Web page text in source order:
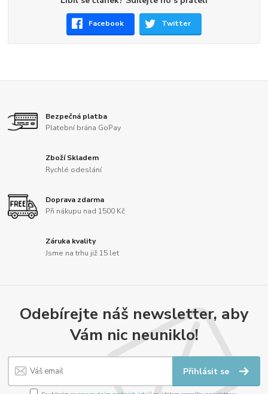
Facebook Twitter
Bezpečná platba
Platební brána GoPay
Zboží Skladem
Rychlé odeslání
Doprava zdarma
Při nákupu nad 1500 Kč
Záruka kvality
Jsme na trhu již 15 let
Odebírejte náš newsletter, aby
Vám nic neuniklo!
Přihlásit se